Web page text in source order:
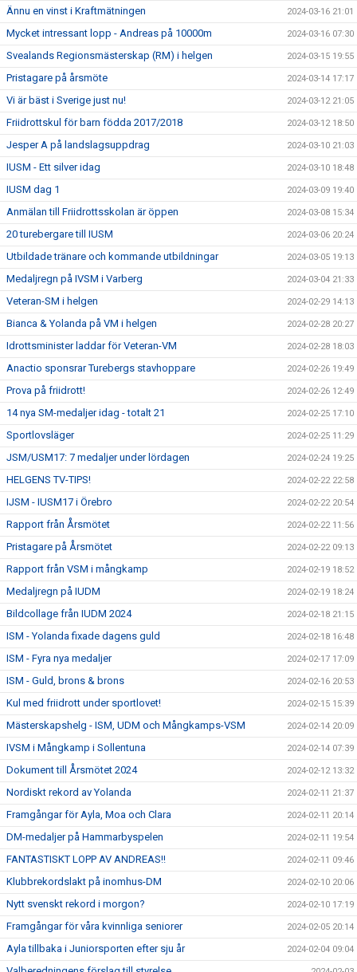
Ännu en vinst i Kraftmätningen 2024-03-16 21:01
Mycket intressant lopp - Andreas på 10000m 2024-03-16 07:30
Svealands Regionsmästerskap (RM) i helgen 2024-03-15 19:55
Pristagare på årsmöte 2024-03-14 17:17
Vi är bäst i Sverige just nu! 2024-03-12 21:05
Friidrottskul för barn födda 2017/2018 2024-03-12 18:50
Jesper A på landslagsuppdrag 2024-03-10 21:03
IUSM - Ett silver idag 2024-03-10 18:48
IUSM dag 1 2024-03-09 19:40
Anmälan till Friidrottsskolan är öppen 2024-03-08 15:34
20 turebergare till IUSM 2024-03-06 20:24
Utbildade tränare och kommande utbildningar 2024-03-05 19:13
Medaljregn på IVSM i Varberg 2024-03-04 21:33
Veteran-SM i helgen 2024-02-29 14:13
Bianca & Yolanda på VM i helgen 2024-02-28 20:27
Idrottsminister laddar för Veteran-VM 2024-02-28 18:03
Anactio sponsrar Turebergs stavhoppare 2024-02-26 19:49
Prova på friidrott! 2024-02-26 12:49
14 nya SM-medaljer idag - totalt 21 2024-02-25 17:10
Sportlovsläger 2024-02-25 11:29
JSM/USM17: 7 medaljer under lördagen 2024-02-24 19:25
HELGENS TV-TIPS! 2024-02-22 22:58
IJSM - IUSM17 i Örebro 2024-02-22 20:54
Rapport från Årsmötet 2024-02-22 11:56
Pristagare på Årsmötet 2024-02-22 09:13
Rapport från VSM i mångkamp 2024-02-19 18:52
Medaljregn på IUDM 2024-02-19 18:24
Bildcollage från IUDM 2024 2024-02-18 21:15
ISM - Yolanda fixade dagens guld 2024-02-18 16:48
ISM - Fyra nya medaljer 2024-02-17 17:09
ISM - Guld, brons & brons 2024-02-16 20:53
Kul med friidrott under sportlovet! 2024-02-15 15:39
Mästerskapshelg - ISM, UDM och Mångkamps-VSM 2024-02-14 20:09
IVSM i Mångkamp i Sollentuna 2024-02-14 07:39
Dokument till Årsmötet 2024 2024-02-12 13:32
Nordiskt rekord av Yolanda 2024-02-11 21:37
Framgångar för Ayla, Moa och Clara 2024-02-11 20:14
DM-medaljer på Hammarbyspelen 2024-02-11 19:54
FANTASTISKT LOPP AV ANDREAS!! 2024-02-11 09:46
Klubbrekordslakt på inomhus-DM 2024-02-10 20:06
Nytt svenskt rekord i morgon? 2024-02-10 17:19
Framgångar för våra kvinnliga seniorer 2024-02-05 20:14
Ayla tillbaka i Juniorsporten efter sju år 2024-02-04 09:04